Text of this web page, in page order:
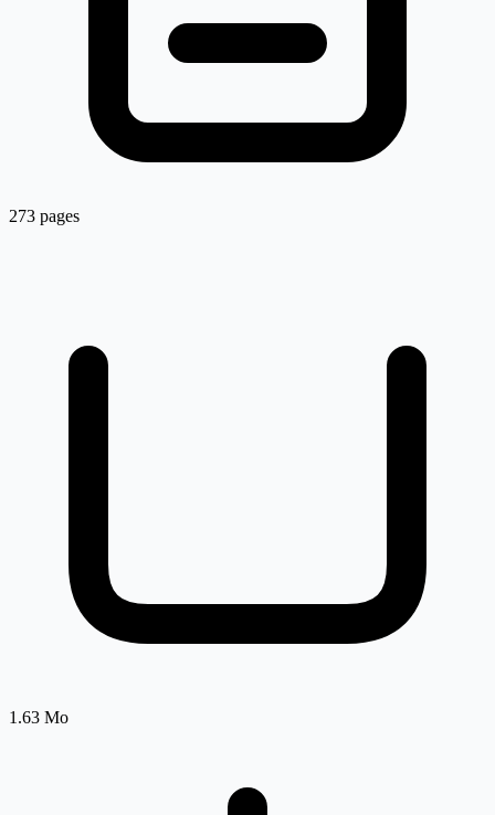
273 pages
1.63 Mo